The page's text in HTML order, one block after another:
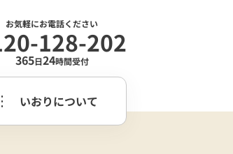
お気軽にお電話ください
128-202
365日24時間受付
いおりについて